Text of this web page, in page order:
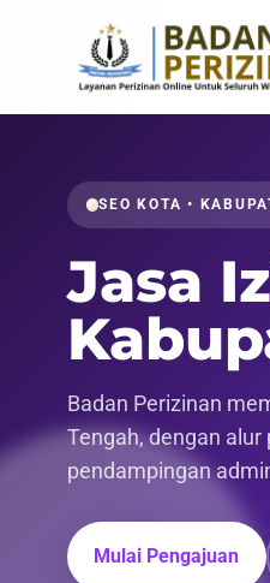
SEO KOTA •
Jasa
Badan Perizinan
Tengah, dengan
pendampingan
Mulai Pengajuan